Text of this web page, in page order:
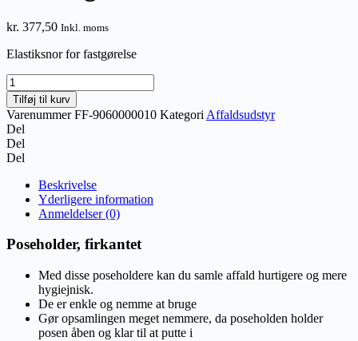
kr. 377,50 Inkl. moms
Elastiksnor for fastgørelse
HH
Poseholder
PLUS
med
håndtag
antal
Tilføj til kurv
VarenummerFF-9060000010 Kategori Affaldsudstyr
Del
Del
Del
Beskrivelse
Yderligere information
Anmeldelser (0)
Poseholder, firkantet
Med disse poseholdere kan du samle affald hurtigere og mere
hygiejnisk.
De er enkle og nemme at bruge
Gør opsamlingen meget nemmere, da poseholden holder
posen åben og klar til at putte i